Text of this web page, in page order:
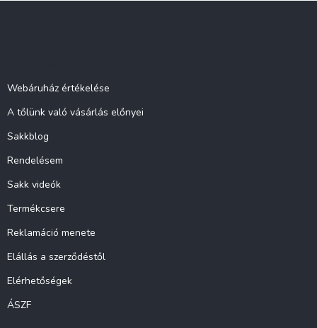
Webáruház értékelése
A tőlünk való vásárlás előnyei
Sakkblog
Rendelésem
Sakk videók
Termékcsere
Reklamáció menete
Elállás a szerződéstől
Elérhetőségek
ÁSZF